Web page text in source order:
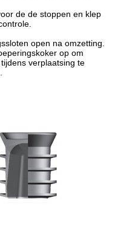
de de stoppen en klep
open na omzetting.
op om
verplaatsing te